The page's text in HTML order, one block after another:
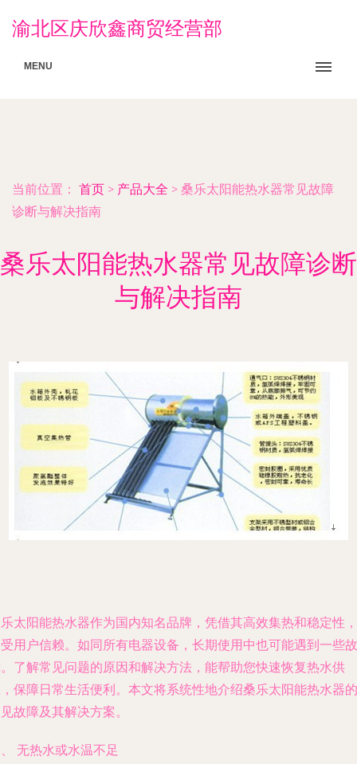
渝北区庆欣鑫商贸经营部
MENU
当前位置： 首页 > 产品大全 > 桑乐太阳能热水器常见故障
诊断与解决指南
桑乐太阳能热水器常见故障诊断
与解决指南
太阳能热水器作为国内知名品牌，凭借其高效集热和稳定性，
用户信赖。如同所有电器设备，长期使用中也可能遇到一些故
了解常见问题的原因和解决方法，能帮助您快速恢复热水供
保障日常生活便利。本文将系统性地介绍桑乐太阳能热水器的
故障及其解决方案。
无热水或水温不足